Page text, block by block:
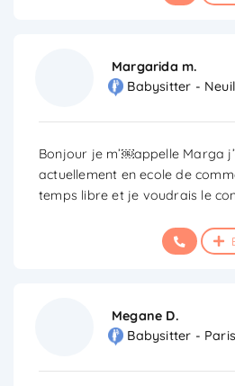
Margarida m.
Babysitter -
Bonjour je m’￼appelle Marga
actuellement en ecole de
temps libre et je voudrais le
Megane D.
Babysitter - Paris